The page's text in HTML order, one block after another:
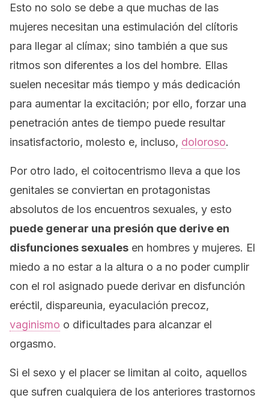
Esto no solo se debe a que muchas de las
mujeres necesitan una estimulación del clítoris
para llegar al clímax; sino también a que sus
ritmos son diferentes a los del hombre. Ellas
suelen necesitar más tiempo y más dedicación
para aumentar la excitación; por ello, forzar una
penetración antes de tiempo puede resultar
insatisfactorio, molesto e, incluso, doloroso.
Por otro lado, el coitocentrismo lleva a que los
genitales se conviertan en protagonistas
absolutos de los encuentros sexuales, y esto
puede generar una presión que derive en
disfunciones sexuales en hombres y mujeres. El
miedo a no estar a la altura o a no poder cumplir
con el rol asignado puede derivar en disfunción
eréctil, dispareunia, eyaculación precoz,
vaginismo o dificultades para alcanzar el
orgasmo.
Si el sexo y el placer se limitan al coito, aquellos
que sufren cualquiera de los anteriores trastornos